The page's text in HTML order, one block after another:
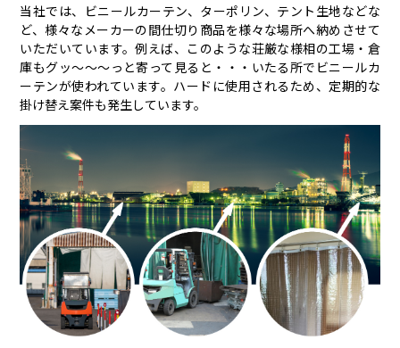
当社では、ビニールカーテン、ターポリン、テント生地などな
ど、様々なメーカーの間仕切り商品を様々な場所へ納めさせて
いただいています。例えば、このような荘厳な様相の工場・倉
庫もグッ〜〜〜っと寄って見ると・・・いたる所でビニールカ
ーテンが使われています。ハードに使用されるため、定期的な
掛け替え案件も発生しています。